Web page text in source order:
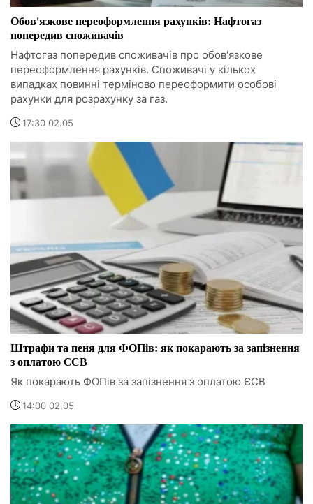
Обов'язкове переоформлення рахунків: Нафтогаз
попередив споживачів
Нафтогаз попередив споживачів про обов'язкове
переоформлення рахунків. Споживачі у кількох
випадках повинні терміново переоформити особові
рахунки для розрахунку за газ.
17:30 02.05
Штрафи та пеня для ФОПів: як покарають за запізнення
з оплатою ЄСВ
Як покарають ФОПів за запізнення з оплатою ЄСВ
14:00 02.05